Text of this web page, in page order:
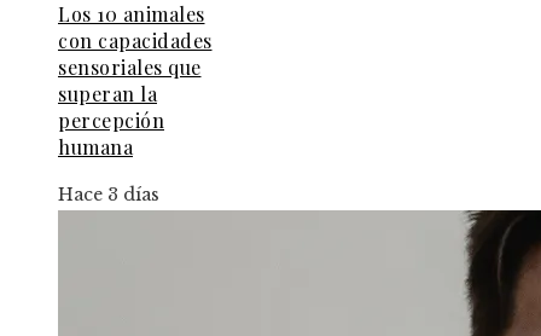
Los 10 animales
con capacidades
sensoriales que
superan la
percepción
humana
Hace 3 días